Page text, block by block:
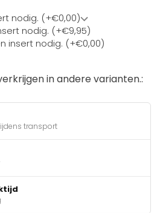
nodig. (+€0,00)
nodig. (+€9,95)
insert nodig. (+€0,00)
in andere varianten.:
transport